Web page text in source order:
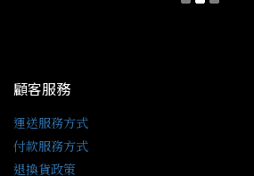
顧客服務
運送服務方式
付款服務方式
退換貨政策